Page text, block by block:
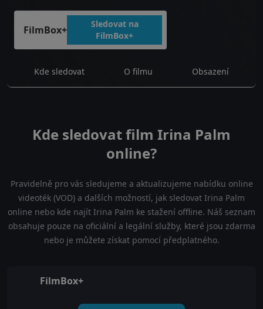
FilmBox+
Sledovat na
FilmBox+
Kde sledovat O filmu Obsazení
Kde sledovat film Irina Palm
online?
Pravidelně pro vás sledujeme a aktualizujeme nabídku online
videoték (VOD) a dalších možností, jak sledovat Irina Palm
online nebo kde najít Irina Palm ke stažení offline. Náš seznam
obsahuje pouze na oficiální a legální služby, které jsou zdarma
nebo je můžete získat pomocí předplatného.
FilmBox+